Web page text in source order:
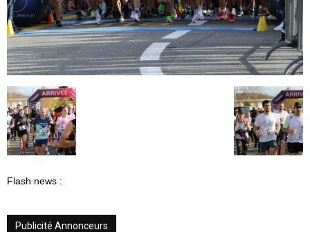
Flash news :
Publicité Annonceurs